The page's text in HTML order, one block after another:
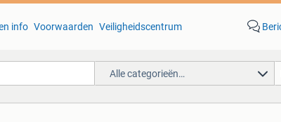
info Voorwaarden Veiligheidscentrum
Alle categorieën…